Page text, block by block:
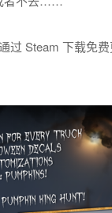
Steam 下载免